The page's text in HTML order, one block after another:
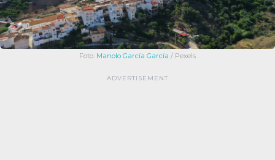
Foto: Manolo García García / Pexels